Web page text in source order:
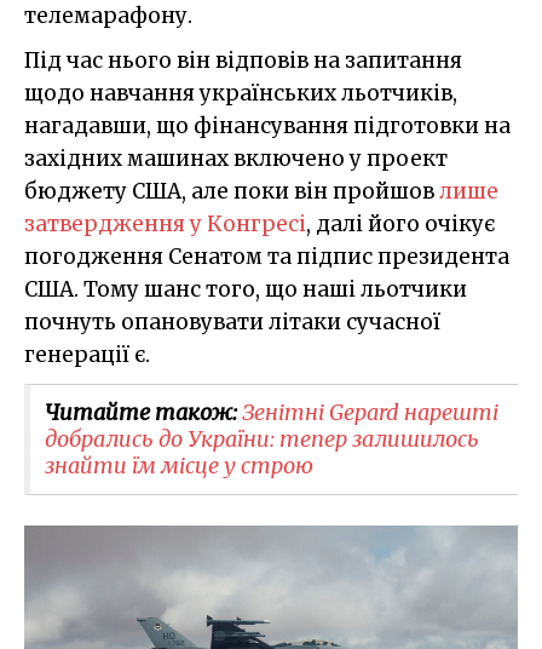
телемарафону.
Під час нього він відповів на запитання
щодо навчання українських льотчиків,
нагадавши, що фінансування підготовки на
західних машинах включено у проект
бюджету США, але поки він пройшовлише
затвердження у Конгресі, далі його очікує
погодження Сенатом та підпис президента
США. Тому шанс того, що наші льотчики
почнуть опановувати літаки сучасної
генерації є.
Читайте також:Зенітні Gepard нарешті
добрались до України: тепер залишилось
знайти їм місце у строю